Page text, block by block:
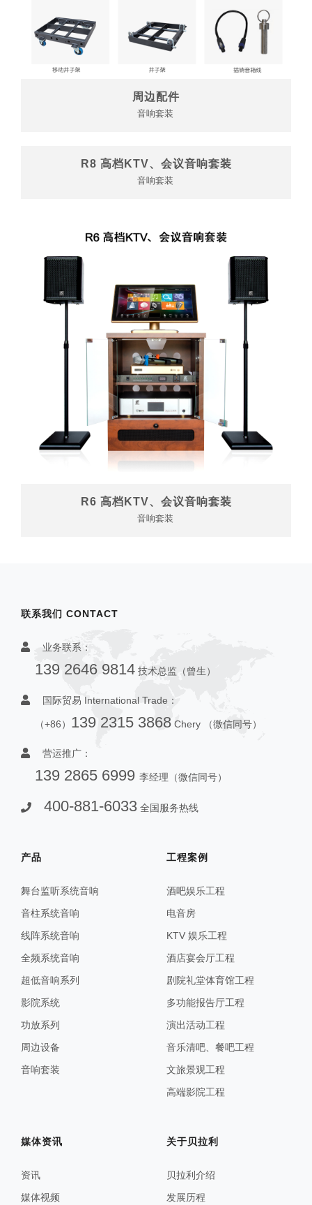
周边配件
音响套装
R8 高档KTV、会议音响套装
音响套装
R6 高档KTV、会议音响套装
音响套装
联系我们 CONTACT
业务联系：
139 2646 9814 技术总监（曾生）
国际贸易 International Trade：
（+86） 139 2315 3868 Chery （微信同号）
营运推广：
139 2865 6999 李经理（微信同号）
400-881-6033 全国服务热线
产品
舞台监听系统音响
音柱系统音响
线阵系统音响
全频系统音响
超低音响系列
影院系统
功放系列
周边设备
音响套装
工程案例
酒吧娱乐工程
电音房
KTV 娱乐工程
酒店宴会厅工程
剧院礼堂体育馆工程
多功能报告厅工程
演出活动工程
音乐清吧、餐吧工程
文旅景观工程
高端影院工程
媒体资讯
资讯
媒体视频
关于贝拉利
贝拉利介绍
发展历程